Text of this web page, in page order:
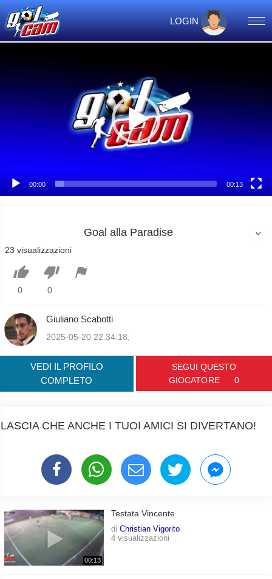
LOGIN
00:00 00:13
Goal alla Paradise
23 visualizzazioni

0

0

Giuliano Scabotti
2025-05-20 22:34:18;
VEDI IL PROFILO
COMPLETO
SEGUI QUESTO
GIOCATORE
0
LASCIA CHE ANCHE I TUOI AMICI SI DIVERTANO!
00:13
Testata Vincente
di Christian Vigorito
4 visualizzazioni